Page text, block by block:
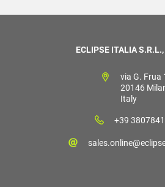
ECLIPSE ITALIA
via G. Frua
20146
Italy
+39